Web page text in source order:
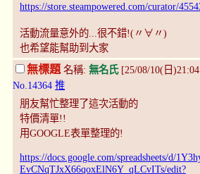
https://store.steampowered.com/curator/
活動流量意外的...很不錯!(〃∀〃)
也希望能幫助到大家
無標題名稱: 無名氏[25/08/10(日
No.14364 推
朋友幫忙整理了這次活動的
特價清單!!
用GOOGLE表單整理的!
https://docs.google.com/spreadsheets/d/
EvCNqTJxX66qoxElN6Y_qLCvITs/edit?